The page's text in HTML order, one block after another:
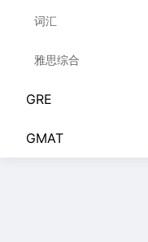
词汇
雅思综合
GRE
GMAT